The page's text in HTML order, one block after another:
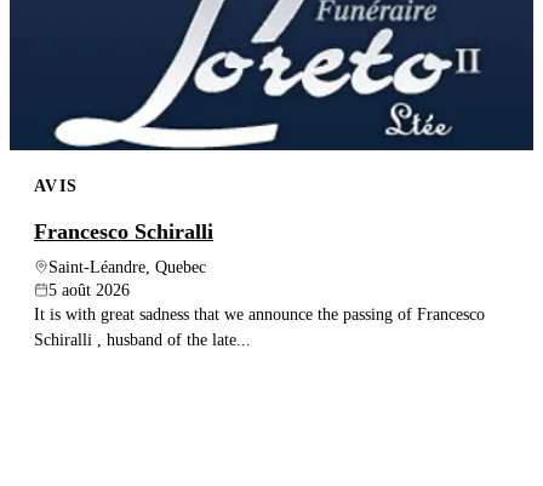
AVIS
Francesco Schiralli
Saint-Léandre, Quebec
5 août 2026
It is with great sadness that we announce the passing of Francesco
Schiralli , husband of the late...